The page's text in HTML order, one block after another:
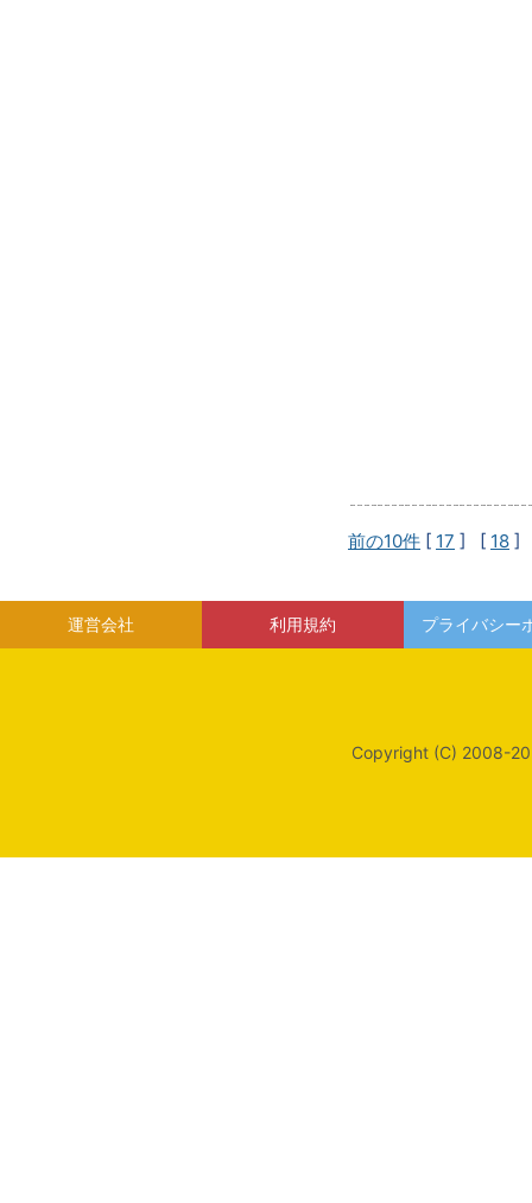
前の10件 [ 17 ] [ 18 ]
運営会社 利用規約 プライバシー
Copyright (C) 2008-